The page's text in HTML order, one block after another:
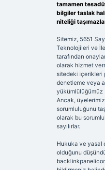
tamamen
bilgiler taslak
niteliği
Sitemiz, 5651
Teknolojileri ve
tarafından
olarak hizmet
sitedeki içerikleri
denetleme veya
yükümlülüğümüz
Ancak,
sorumluluğunu
olarak bu
sayılırlar.
Hukuka ve yasal
olduğunu